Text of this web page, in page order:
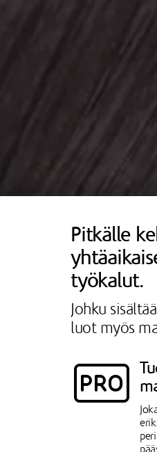
Pitkälle
työkalut.
Johku
luot myös